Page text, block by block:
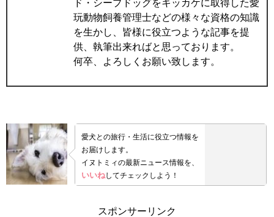
ド・シープドッグをキッカケに取得した愛
玩動物飼養管理士などの様々な資格の知識
を生かし、皆様に役立つような記事を提
供、執筆出来ればと思っております。
何卒、よろしくお願い致します。
愛犬との旅行・生活に役立つ情報を
お届けします。
イヌトミィの最新ニュース情報を、
いいねしてチェックしよう！
スポンサーリンク